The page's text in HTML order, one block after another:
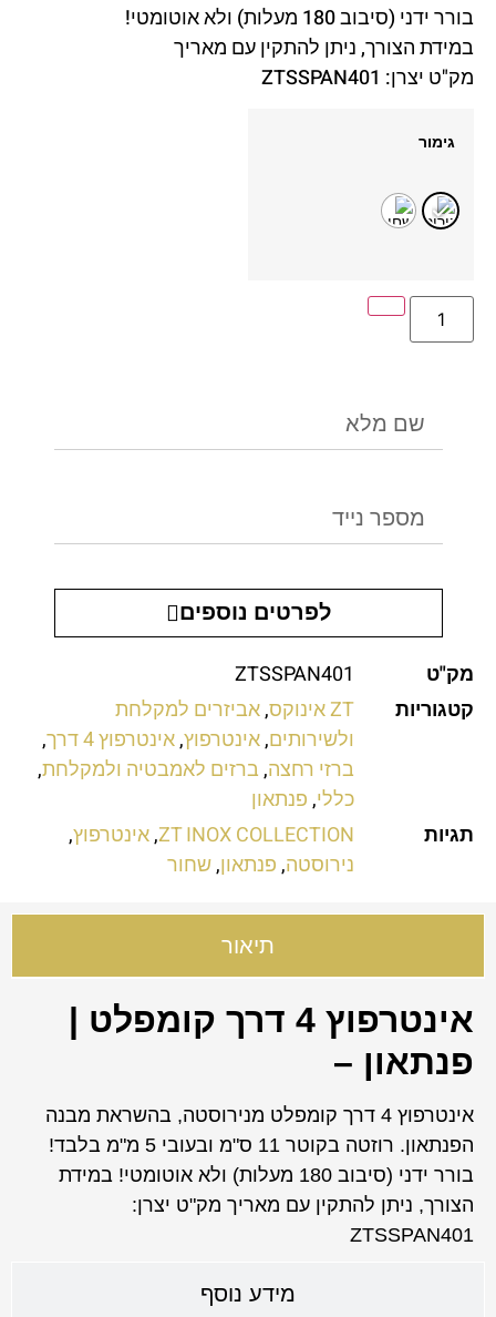
בורר ידני (סיבוב 180 מעלות) ולא אוטומטי!
במידת הצורך, ניתן להתקין עם מאריך
מק"ט יצרן: ZTSSPAN401
גימור
לפרטים נוספים
מק"ט
ZTSSPAN401
קטגוריות
ZT אינוקס​ ,אביזרים למקלחת
ולשירותים,אינטרפוץ,אינטרפוץ 4 דרך
,
ברזי רחצה,ברזים לאמבטיה ולמקלחת,
כללי,פנתאון
תגיות
ZT INOX COLLECTION
,אינטרפוץ,
נירוסטה,פנתאון,שחור
תיאור
מידע נוסף
אינטרפוץ 4 דרך קומפלט |
פנתאון –
אינטרפוץ 4 דרך קומפלט מנירוסטה, בהשראת מבנה
הפנתאון. רוזטה בקוטר 11 ס"מ ובעובי 5 מ"מ בלבד!
בורר ידני (סיבוב 180 מעלות) ולא אוטומטי! במידת
הצורך, ניתן להתקין עם מאריך מק"ט יצרן:
ZTSSPAN401